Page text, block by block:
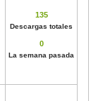
135
Descargas totales
0
La semana pasada